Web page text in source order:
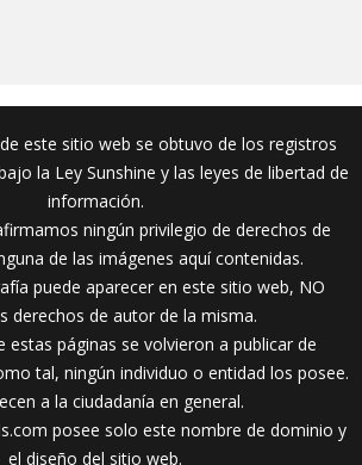
este sitio web se obtuvo de los registros
la Ley Sunshine y las leyes de libertad de
información.
ningún privilegio de derechos de
de las imágenes aquí contenidas.
puede aparecer en este sitio web, NO
derechos de autor de la misma.
estas páginas se volvieron a publicar de
tal, ningún individuo o entidad los posee.
a la ciudadanía en general.
posee solo este nombre de dominio y
el diseño del sitio web.